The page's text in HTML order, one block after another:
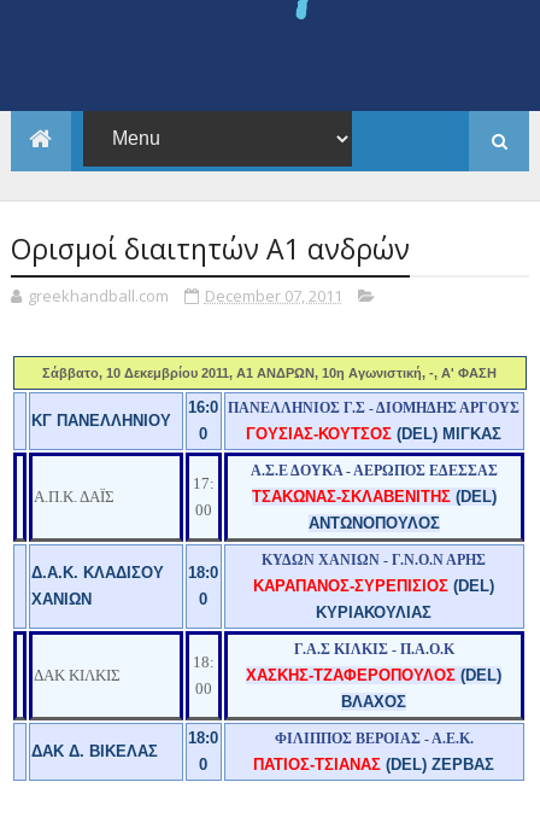
Ορισμοί διαιτητών Α1 ανδρών
greekhandball.com December 07, 2011
Σάββατο, 10 Δεκεμβρίου 2011, Α1 ΑΝΔΡΩΝ, 10η Αγωνιστική, -, Α' ΦΑΣΗ
ΚΓ ΠΑΝΕΛΛΗΝΙΟΥ
16:0
0
ΠΑΝΕΛΛΗΝΙΟΣ Γ.Σ - ΔΙΟΜΗΔΗΣ ΑΡΓΟΥΣ
ΓΟΥΣΙΑΣ-ΚΟΥΤΣΟΣ (DEL) ΜΙΓΚΑΣ
Α.Π.Κ. ΔΑΪΣ
17:
00
Α.Σ.Ε ΔΟΥΚΑ - ΑΕΡΩΠΟΣ ΕΔΕΣΣΑΣ
ΤΣΑΚΩΝΑΣ-ΣΚΛΑΒΕΝΙΤΗΣ(DEL)
ΑΝΤΩΝΟΠΟΥΛΟΣ
Δ.Α.Κ. ΚΛΑΔΙΣΟΥ
ΧΑΝΙΩΝ
18:0
0
ΚΥΔΩΝ ΧΑΝΙΩΝ - Γ.Ν.Ο.Ν ΑΡΗΣ
ΚΑΡΑΠΑΝΟΣ-ΣΥΡΕΠΙΣΙΟΣ (DEL)
ΚΥΡΙΑΚΟΥΛΙΑΣ
ΔΑΚ ΚΙΛΚΙΣ
18:
00
Γ.Α.Σ ΚΙΛΚΙΣ - Π.Α.Ο.Κ
ΧΑΣΚΗΣ-ΤΖΑΦΕΡΟΠΟΥΛΟΣ (DEL)
ΒΛΑΧΟΣ
ΔΑΚ Δ. ΒΙΚΕΛΑΣ
18:0
0
ΦΙΛΙΠΠΟΣ ΒΕΡΟΙΑΣ - Α.Ε.Κ.
ΠΑΤΙΟΣ-ΤΣΙΑΝΑΣ (DEL) ΖΕΡΒΑΣ